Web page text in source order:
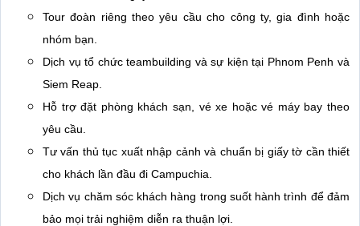
Tour đoàn riêng theo yêu cầu cho công ty, gia đình hoặc
nhóm bạn.
Dịch vụ tổ chức teambuilding và sự kiện tại Phnom Penh và
Siem Reap.
Hỗ trợ đặt phòng khách sạn, vé xe hoặc vé máy bay theo
yêu cầu.
Tư vấn thủ tục xuất nhập cảnh và chuẩn bị giấy tờ cần thiết
cho khách lần đầu đi Campuchia.
Dịch vụ chăm sóc khách hàng trong suốt hành trình để đảm
bảo mọi trải nghiệm diễn ra thuận lợi.